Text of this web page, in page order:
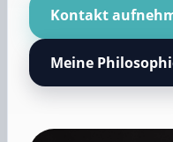
Kontakt
Meine